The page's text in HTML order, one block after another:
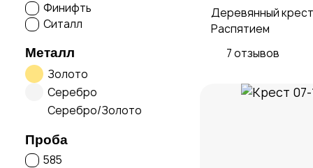
Финифть
Ситалл
Металл
Золото
Серебро
Серебро/Золото
Проба
585
Деревянный
Распятием
7 отзывов